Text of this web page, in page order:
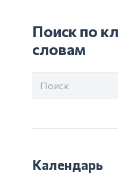
Поиск по
словам
Календарь